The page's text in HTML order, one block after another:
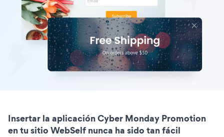
Insertar la aplicación Cyber Monday Promotion
en tu sitio WebSelf nunca ha sido tan fácil